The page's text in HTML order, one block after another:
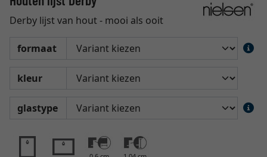
Derby lijst van hout - mooi als ooit
formaat
kleur
glastype